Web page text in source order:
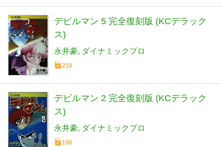
デビルマン 5 完全復刻版 (KCデラック
ス)
永井豪 ダイナミックプロ
210
デビルマン 2 完全復刻版 (KCデラック
ス)
永井豪 ダイナミックプロ
196